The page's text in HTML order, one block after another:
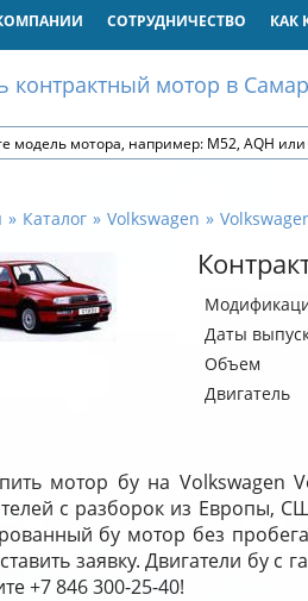
СОТРУДНИЧЕСТВО КАК
контрактный мотор в
Каталог Volkswagen
Даты
Объем
Двигатель
мотор бу на Volkswagen
с разборок из Европы,
бу мотор без
заявку. Двигатели бу с
+7 846 300-25-40!